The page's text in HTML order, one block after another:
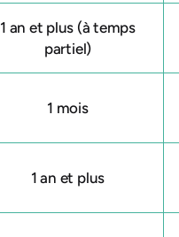
1 an et plus (à temps
partiel)
1 mois
1 an et plus